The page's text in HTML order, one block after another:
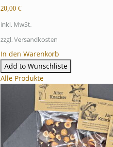
20,00 €
inkl. MwSt.
zzgl. Versandkosten
In den Warenkorb
Add to Wunschliste
Alle Produkte